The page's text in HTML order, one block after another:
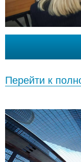
Перейти к